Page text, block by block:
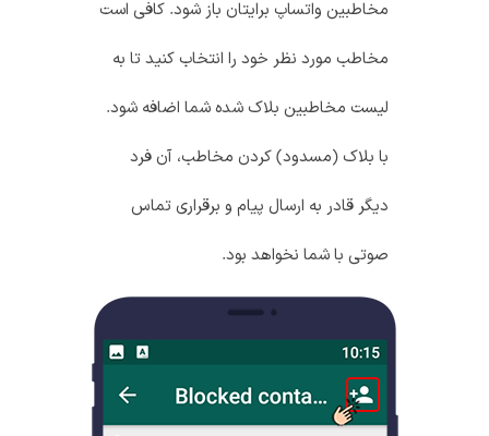
مخاطبین واتساپ برایتان باز شود. کافی است
مخاطب مورد نظر خود را انتخاب کنید تا به
لیست مخاطبین بلاک شده شما اضافه شود.
با بلاک (مسدود) کردن مخاطب، آن فرد
دیگر قادر به ارسال پیام و برقراری تماس
صوتی با شما نخواهد بود.